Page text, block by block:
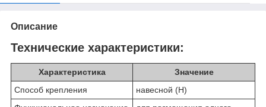
Описание
Технические характеристики:
Характеристика
Значение
Способ крепления
навесной (Н)